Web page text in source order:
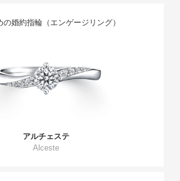
の婚約指輪（エンゲージリング）
アルチェステ
Alceste